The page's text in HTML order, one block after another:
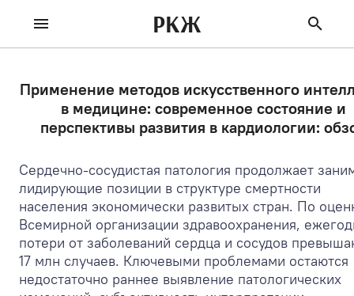
РКЖ
Применение методов искусственного
в медицине: современное состояние и
перспективы развития в кардиологии:
Сердечно-сосудистая патология продолжает
лидирующие позиции в структуре смертности
населения экономически развитых стран. По
Всемирной организации здравоохранения,
потери от заболеваний сердца и сосудов
17 млн случаев. Ключевыми проблемами остаются
недостаточно раннее выявление патологических